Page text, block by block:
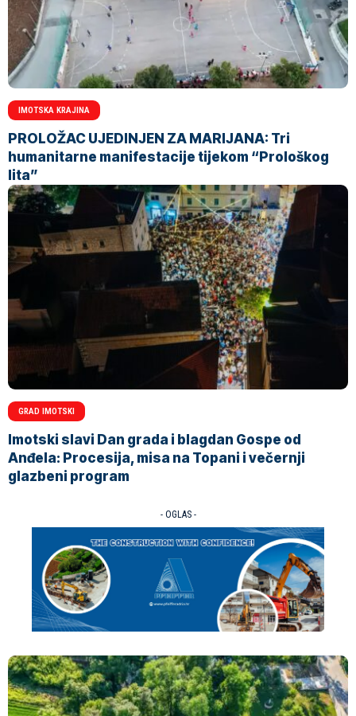
IMOTSKA KRAJINA
PROLOŽAC UJEDINJEN ZA MARIJANA: Tri
humanitarne manifestacije tijekom “Prološkog
lita”
GRAD IMOTSKI
Imotski slavi Dan grada i blagdan Gospe od
Anđela: Procesija, misa na Topani i večernji
glazbeni program
- OGLAS -